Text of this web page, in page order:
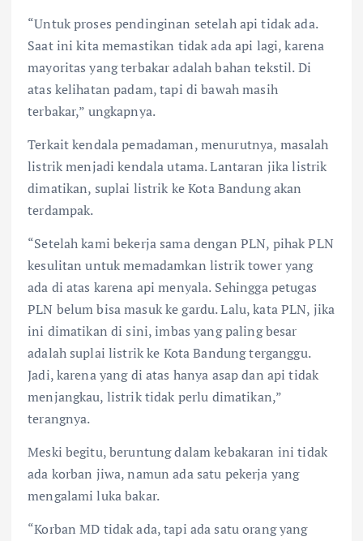
“Untuk proses pendinginan setelah api tidak ada.
Saat ini kita memastikan tidak ada api lagi, karena
mayoritas yang terbakar adalah bahan tekstil. Di
atas kelihatan padam, tapi di bawah masih
terbakar,” ungkapnya.
Terkait kendala pemadaman, menurutnya, masalah
listrik menjadi kendala utama. Lantaran jika listrik
dimatikan, suplai listrik ke Kota Bandung akan
terdampak.
“Setelah kami bekerja sama dengan PLN, pihak PLN
kesulitan untuk memadamkan listrik tower yang
ada di atas karena api menyala. Sehingga petugas
PLN belum bisa masuk ke gardu. Lalu, kata PLN, jika
ini dimatikan di sini, imbas yang paling besar
adalah suplai listrik ke Kota Bandung terganggu.
Jadi, karena yang di atas hanya asap dan api tidak
menjangkau, listrik tidak perlu dimatikan,”
terangnya.
Meski begitu, beruntung dalam kebakaran ini tidak
ada korban jiwa, namun ada satu pekerja yang
mengalami luka bakar.
“Korban MD tidak ada, tapi ada satu orang yang